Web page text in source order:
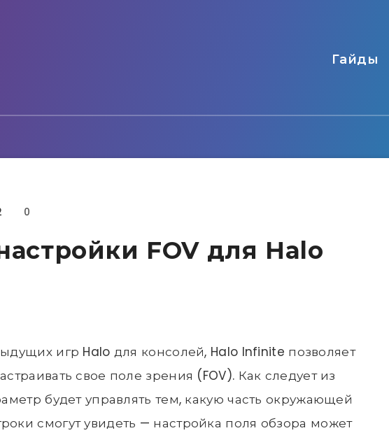
Гайды
0
FOV для Halo
игр Halo для консолей, Halo Infinite позволяет
свое поле зрения (FOV). Как следует из
будет управлять тем, какую часть окружающей
смогут увидеть — настройка поля обзора может